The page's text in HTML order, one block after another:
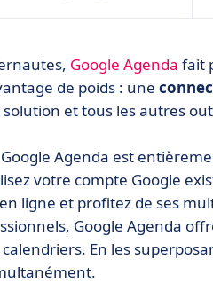
Google Agenda fait
de poids : une
et tous les autres
Agenda est
votre compte Google
ligne et profitez de ses
Google Agenda
En les